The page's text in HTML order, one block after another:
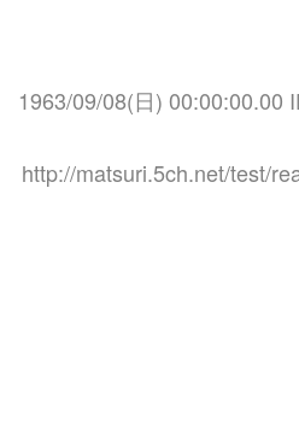
1963/09/08(日) 00:00:00.00
http://matsuri.5ch.net/test/